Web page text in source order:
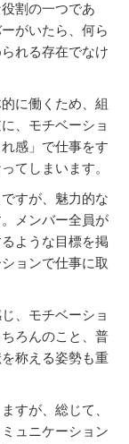
割の一つであ
がいたら、何ら
れる存在でなけ
に働くため、組
、モチベーショ
感」で仕事をす
てしまいます。
すが、魅力的な
メンバー全員が
ような目標を掲
ョンで仕事に取
、モチベーショ
ろんのこと、普
称える姿勢も重
すが、総じて、
ュニケーション